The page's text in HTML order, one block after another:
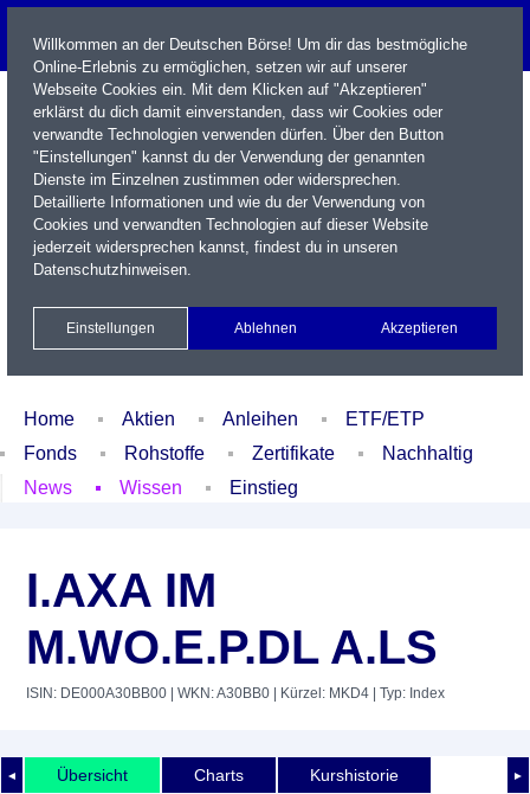
Name / WKN / ISIN / Kürzel
Xetra Realtime
Watchlist Portfolio Login
Home Aktien Anleihen
ETF/ETP
Fonds
Rohstoffe Zertifikate
Nachhaltig
News
Wissen Einstieg
I.AXA IM
M.WO.E.P.DL A.LS
ISIN: DE000A30BB00 | WKN: A30BB0 | Kürzel: MKD4 | Typ: Index
◄ ►
Übersicht Charts Kurshistorie
Willkommen an der Deutschen Börse! Um dir das bestmögliche
Online-Erlebnis zu ermöglichen, setzen wir auf unserer
Webseite Cookies ein. Mit dem Klicken auf "Akzeptieren"
erklärst du dich damit einverstanden, dass wir Cookies oder
verwandte Technologien verwenden dürfen. Über den Button
"Einstellungen" kannst du der Verwendung der genannten
Dienste im Einzelnen zustimmen oder widersprechen.
Detaillierte Informationen und wie du der Verwendung von
Cookies und verwandten Technologien auf dieser Website
jederzeit widersprechen kannst, findest du in unseren
Datenschutzhinweisen.
Einstellungen Ablehnen Akzeptieren